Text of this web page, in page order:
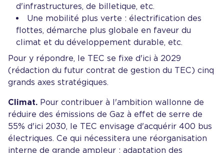
d'infrastructures, de billetique, etc.
Une mobilité plus verte : électrification des
flottes, démarche plus globale en faveur du
climat et du développement durable, etc.
Pour y répondre, le TEC se fixe d'ici à 2029
(rédaction du futur contrat de gestion du TEC) cinq
grands axes stratégiques.
Climat. Pour contribuer à l'ambition wallonne de
réduire des émissions de Gaz à effet de serre de
55% d'ici 2030, le TEC envisage d'acquérir 400 bus
électriques. Ce qui nécessitera une réorganisation
interne de grande ampleur : adaptation des